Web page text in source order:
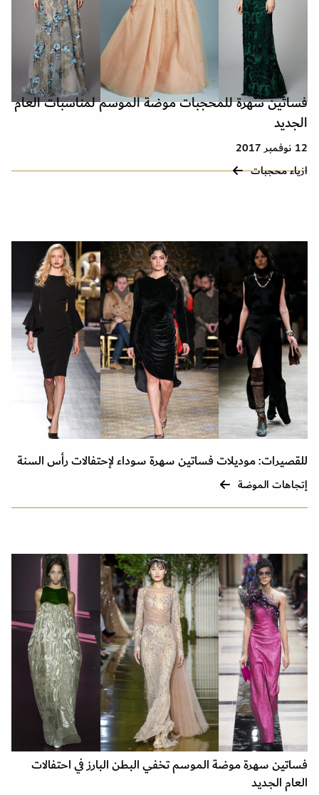
فساتين سهرة للمحجبات موضة الموسم لمناسبات العام
الجديد
12 نوفمبر 2017
ازياء محجبات
للقصيرات: موديلات فساتين سهرة سوداء لإحتفالات رأس السنة
إتجاهات الموضة
فساتين سهرة موضة الموسم تخفي البطن البارز في احتفالات
العام الجديد